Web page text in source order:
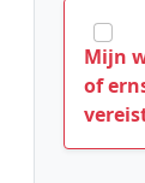
Mijn
of